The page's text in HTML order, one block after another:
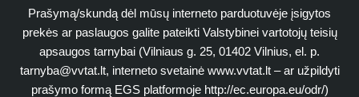
Prašymą/skundą dėl mūsų interneto parduotuvėje įsigytos
prekės ar paslaugos galite pateikti Valstybinei vartotojų teisių
apsaugos tarnybai (Vilniaus g. 25, 01402 Vilnius, el. p.
tarnyba@vvtat.lt, interneto svetainė www.vvtat.lt – ar užpildyti
prašymo formą EGS platformoje http://ec.europa.eu/odr/)